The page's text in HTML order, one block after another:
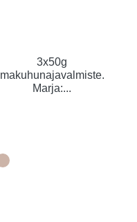
3x50g
makuhunajavalmiste.
Marja:...